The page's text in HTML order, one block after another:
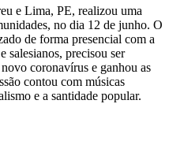
e Lima, PE, realizou uma
no dia 12 de junho. O
de forma presencial com a
salesianos, precisou ser
coronavírus e ganhou as
contou com músicas
e a santidade popular.